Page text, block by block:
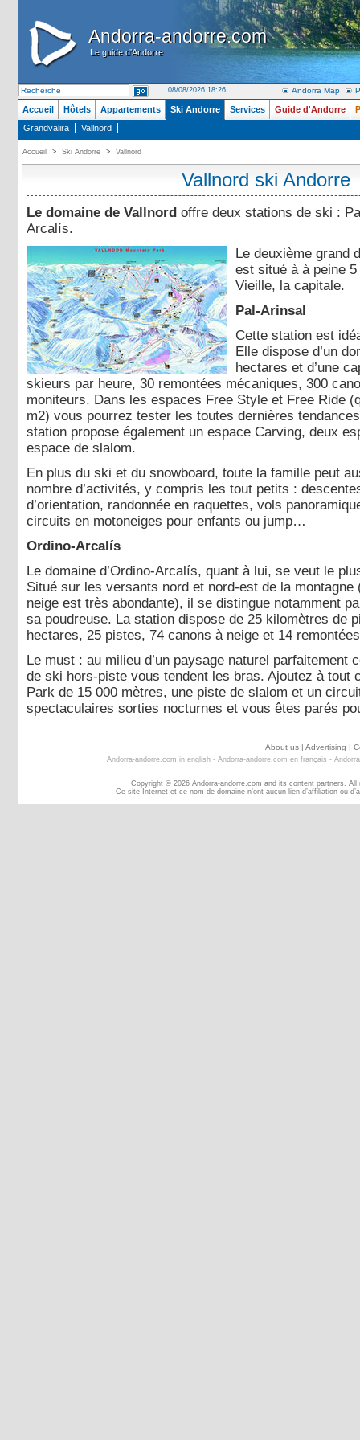
Andorra-andorre.com
Le guide d'Andorre
Andorra-andorre.com
Le guide d'Andorre
08/08/2026 18:26 Andorra Map
Accueil Hôtels Appartements Ski Andorre Services Guide d'Andorre
Grandvalira
Vallnord
Accueil > Ski Andorre > Vallnord
Vallnord ski Andorre
Le domaine de Vallnordoffre deux stations de ski :
Arcalís.
Le deuxième grand
est situé à à peine
Vieille, la capitale.
Pal-Arinsal
Cette station est
Elle dispose d’un
hectares et d’une
skieurs par heure, 30 remontées mécaniques, 300
moniteurs. Dans les espaces Free Style et Free Ride
m2) vous pourrez tester les toutes dernières
station propose également un espace Carving, deux
espace de slalom.
En plus du ski et du snowboard, toute la famille peut
nombre d’activités, y compris les tout petits :
d’orientation, randonnée en raquettes, vols
circuits en motoneiges pour enfants ou jump…
Ordino-Arcalís
Le domaine d’Ordino-Arcalís, quant à lui, se veut le
Situé sur les versants nord et nord-est de la montagne
neige est très abondante), il se distingue notamment
sa poudreuse. La station dispose de 25 kilomètres de
hectares, 25 pistes, 74 canons à neige et 14
Le must : au milieu d’un paysage naturel parfaitement
de ski hors-piste vous tendent les bras. Ajoutez à tout
Park de 15 000 mètres, une piste de slalom et un
spectaculaires sorties nocturnes et vous êtes parés
About us | Advertising |
Andorra-andorre.com in english- Andorra-andorre.com en français -
Copyright © 2026 Andorra-andorre.com and its content partners.
Ce site Internet et ce nom de domaine n’ont aucun lien d’affiliation ou